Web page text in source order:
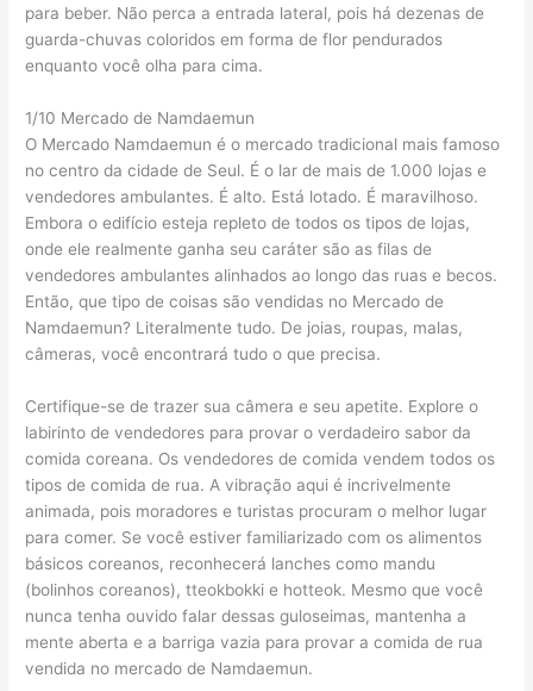
para beber. Não perca a entrada lateral, pois há dezenas de
guarda-chuvas coloridos em forma de flor pendurados
enquanto você olha para cima.
1/10 Mercado de Namdaemun
O Mercado Namdaemun é o mercado tradicional mais famoso
no centro da cidade de Seul. É o lar de mais de 1.000 lojas e
vendedores ambulantes. É alto. Está lotado. É maravilhoso.
Embora o edifício esteja repleto de todos os tipos de lojas,
onde ele realmente ganha seu caráter são as filas de
vendedores ambulantes alinhados ao longo das ruas e becos.
Então, que tipo de coisas são vendidas no Mercado de
Namdaemun? Literalmente tudo. De joias, roupas, malas,
câmeras, você encontrará tudo o que precisa.
Certifique-se de trazer sua câmera e seu apetite. Explore o
labirinto de vendedores para provar o verdadeiro sabor da
comida coreana. Os vendedores de comida vendem todos os
tipos de comida de rua. A vibração aqui é incrivelmente
animada, pois moradores e turistas procuram o melhor lugar
para comer. Se você estiver familiarizado com os alimentos
básicos coreanos, reconhecerá lanches como mandu
(bolinhos coreanos), tteokbokki e hotteok. Mesmo que você
nunca tenha ouvido falar dessas guloseimas, mantenha a
mente aberta e a barriga vazia para provar a comida de rua
vendida no mercado de Namdaemun.